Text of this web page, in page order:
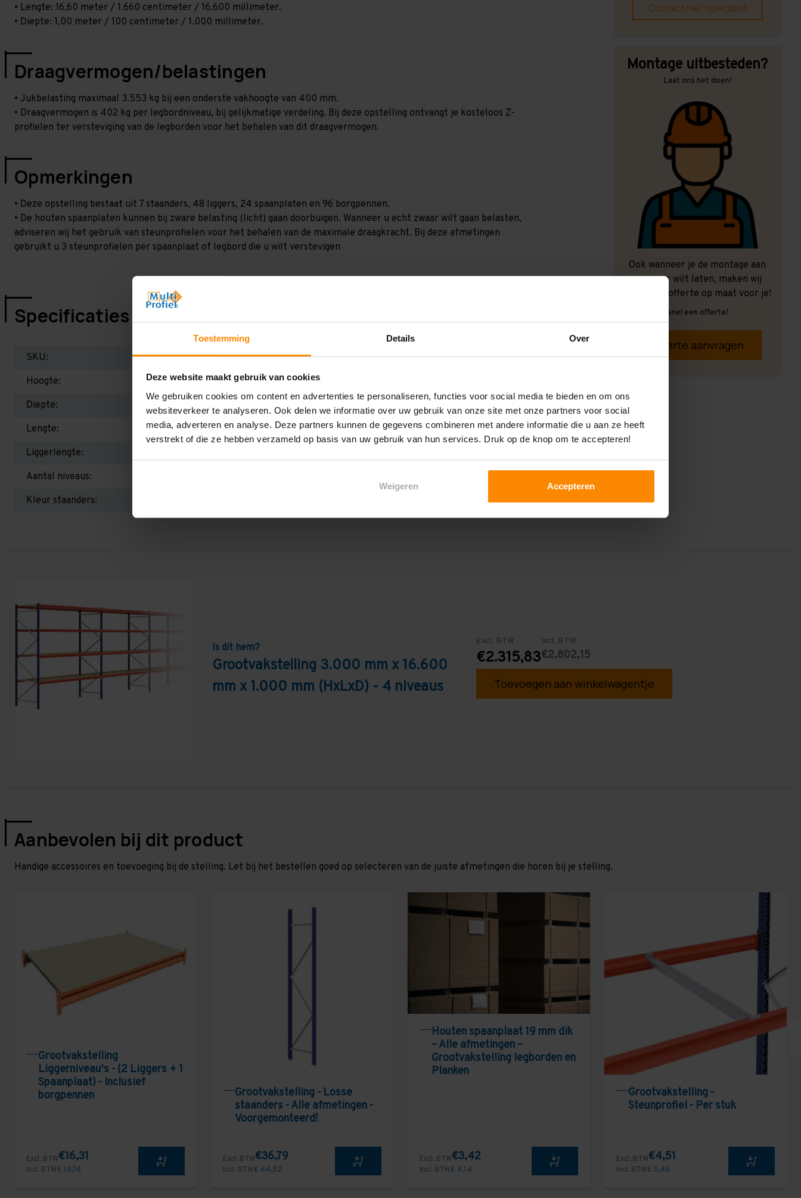
Toestemming Details Over
Deze website maakt gebruik van cookies
We gebruiken cookies om content en advertenties te personaliseren, functies voor social media te bieden en om ons
websiteverkeer te analyseren. Ook delen we informatie over uw gebruik van onze site met onze partners voor social
media, adverteren en analyse. Deze partners kunnen de gegevens combineren met andere informatie die u aan ze heeft
verstrekt of die ze hebben verzameld op basis van uw gebruik van hun services. Druk op de knop om te accepteren!
Weigeren Accepteren
• Lengte: 16,60 meter / 1.660 centimeter / 16.600 millimeter.
• Diepte: 1,00 meter / 100 centimeter / 1.000 millimeter.
Draagvermogen/belastingen
• Jukbelasting maximaal 3.553 kg bij een onderste vakhoogte van 400 mm.
• Draagvermogen is 402 kg per legbordniveau, bij gelijkmatige verdeling. Bij deze opstelling ontvangt je kosteloos Z-
profielen ter versteviging van de legborden voor het behalen van dit draagvermogen.
Opmerkingen
• Deze opstelling bestaat uit 7 staanders, 48 liggers, 24 spaanplaten en 96 borgpennen.
• De houten spaanplaten kunnen bij zware belasting (licht) gaan doorbuigen. Wanneer u echt zwaar wilt gaan belasten,
adviseren wij het gebruik van steunprofielen voor het behalen van de maximale draagkracht. Bij deze afmetingen
gebruikt u 3 steunprofielen per spaanplaat of legbord die u wilt verstevigen
Specificaties
SKU:
GV30166104270
Hoogte:
3.000 mm
Diepte:
1.000 mm
Lengte:
16.600 mm
Liggerlengte:
Aantal niveaus:
Kleur staanders:
Contact met specialist
Montage uitbesteden?
Laat ons het doen!
Ook wanneer je de montage aan
ons over wilt laten, maken wij
graag een offerte op maat voor je!
Vrijblijvend, snel een offerte!
Offerte aanvragen
Is dit hem?
Grootvakstelling 3.000 mm x 16.600
mm x 1.000 mm (HxLxD) - 4 niveaus
Excl. BTW
€2.315,83
Incl. BTW
€2.802,15
Toevoegen aan winkelwagentje
Aanbevolen bij dit product
Handige accessoires en toevoeging bij de stelling. Let bij het bestellen goed op selecteren van de juiste afmetingen die horen bij je stelling.
Grootvakstelling
Liggerniveau's - (2 Liggers + 1
Spaanplaat) - Inclusief
borgpennen
Excl. BTW€16,31
Incl. BTW€ 19,74
Grootvakstelling - Losse
staanders - Alle afmetingen -
Voorgemonteerd!
Excl. BTW€36,79
Incl. BTW€ 44,52
Houten spaanplaat 19 mm dik
– Alle afmetingen –
Grootvakstelling legborden en
Planken
Excl. BTW€3,42
Incl. BTW€ 4,14
Grootvakstelling -
Steunprofiel - Per stuk
Excl. BTW€4,51
Incl. BTW€ 5,46